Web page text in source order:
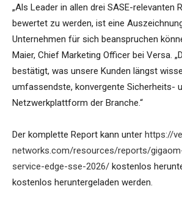
„Als Leader in allen drei SASE-relevanten
bewertet zu werden, ist eine
Unternehmen für sich beanspruchen
Maier, Chief Marketing Officer bei Versa.
bestätigt, was unsere Kunden längst
umfassendste, konvergente Sicherheits-
Netzwerkplattform der Branche.“
Der komplette Report kann unter https://
networks.com/resources/reports/
service-edge-sse-2026/ kostenlos
kostenlos heruntergeladen werden.